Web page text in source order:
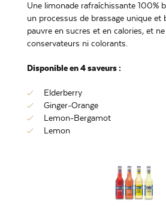
Une limonade rafraîchissante 100%
un processus de brassage unique et
pauvre en sucres et en calories, et
conservateurs ni colorants.
Disponible en 4 saveurs :
Elderberry
Ginger-Orange
Lemon-Bergamot
Lemon